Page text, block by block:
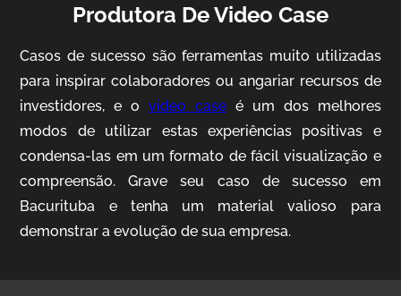
Produtora De Video Case
Casos de sucesso são ferramentas muito utilizadas
para inspirar colaboradores ou angariar recursos de
investidores, e ovideo case é um dos melhores
modos de utilizar estas experiências positivas e
condensa-las em um formato de fácil visualização e
compreensão. Grave seu caso de sucesso em
Bacurituba e tenha um material valioso para
demonstrar a evolução de sua empresa.